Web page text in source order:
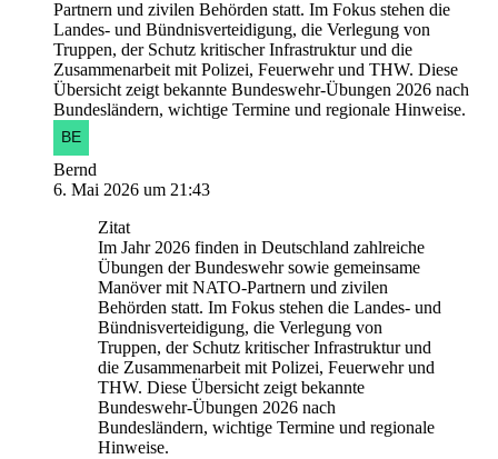
Partnern und zivilen Behörden statt. Im Fokus stehen die
Landes- und Bündnisverteidigung, die Verlegung von
Truppen, der Schutz kritischer Infrastruktur und die
Zusammenarbeit mit Polizei, Feuerwehr und THW. Diese
Übersicht zeigt bekannte Bundeswehr-Übungen 2026 nach
Bundesländern, wichtige Termine und regionale Hinweise.
Bernd
6. Mai 2026 um 21:43
Zitat
Im Jahr 2026 finden in Deutschland zahlreiche
Übungen der Bundeswehr sowie gemeinsame
Manöver mit NATO-Partnern und zivilen
Behörden statt. Im Fokus stehen die Landes- und
Bündnisverteidigung, die Verlegung von
Truppen, der Schutz kritischer Infrastruktur und
die Zusammenarbeit mit Polizei, Feuerwehr und
THW. Diese Übersicht zeigt bekannte
Bundeswehr-Übungen 2026 nach
Bundesländern, wichtige Termine und regionale
Hinweise.